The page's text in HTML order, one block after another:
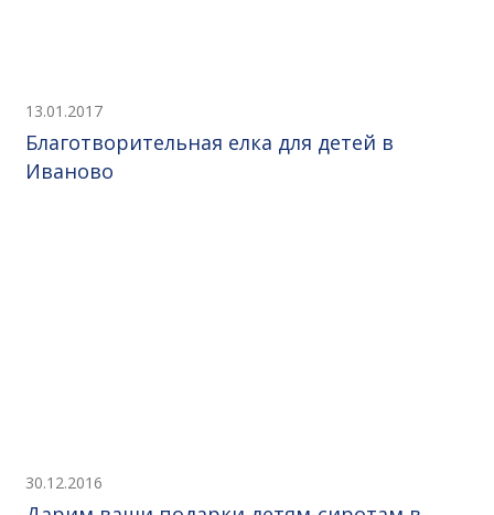
13.01.2017
Благотворительная елка для детей в
Иваново
30.12.2016